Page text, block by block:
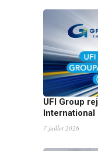
UFI Group
International
7 juillet 2026